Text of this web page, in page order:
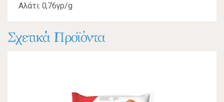
Αλάτι: 0,76γρ/g
Σχετικά Προϊόντα